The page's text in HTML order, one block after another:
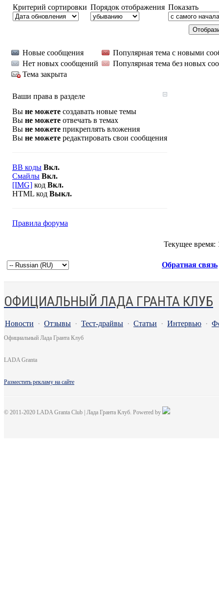
Критерий сортировки Порядок отображения Показать
Новые сообщения
Популярная тема с новыми
Нет новых сообщений
Популярная тема без новых
Тема закрыта
Ваши права в разделе
Вы не можете создавать новые темы
Вы не можете отвечать в темах
Вы не можете прикреплять вложения
Вы не можете редактировать свои сообщения
BB коды Вкл.
Смайлы Вкл.
[IMG] код Вкл.
HTML код Выкл.
Правила форума
Текущее время:
Обратная связь
ОФИЦИАЛЬНЫЙ ЛАДА ГРАНТА КЛУБ
Новости · Отзывы · Тест-драйвы · Статьи · Интервью ·
Официальный Лада Гранта Клуб
LADA Granta
Разместить рекламу на сайте
© 2011-2020 LADA Granta Club | Лада Гранта Клуб. Powered by